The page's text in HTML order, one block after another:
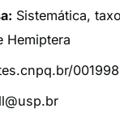
Sistemática,
Hemiptera